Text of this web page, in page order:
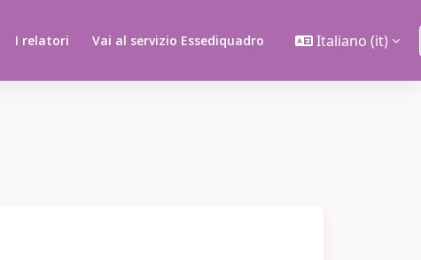
I relatori Vai al servizio Essediquadro Italiano ‎(it)‎